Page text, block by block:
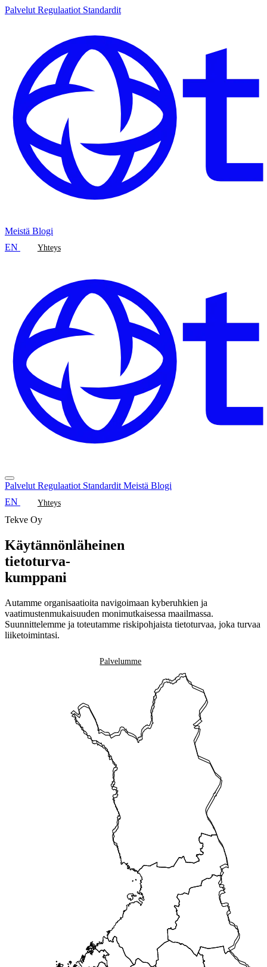
Palvelut Regulaatiot Standardit
Meistä Blogi
EN
Yhteys
Palvelut Regulaatiot Standardit Meistä Blogi
EN
Yhteys
Tekve Oy
Käytännönläheinen
tietoturva-
kumppani
Autamme organisaatioita navigoimaan kyberuhkien ja
vaatimustenmukaisuuden monimutkaisessa maailmassa.
Suunnittelemme ja toteutamme riskipohjaista tietoturvaa, joka turvaa
liiketoimintasi.
Palvelumme